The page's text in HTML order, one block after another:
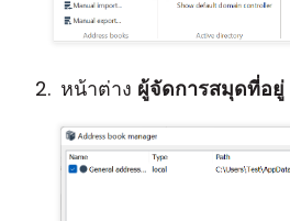
หน้าต่าง ผู้จัดการสมุดที่อยู่